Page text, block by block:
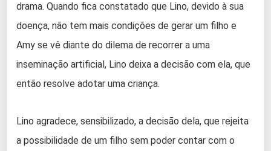
drama. Quando fica constatado que Lino, devido à sua
doença, não tem mais condições de gerar um filho e
Amy se vê diante do dilema de recorrer a uma
inseminação artificial, Lino deixa a decisão com ela, que
então resolve adotar uma criança.
Lino agradece, sensibilizado, a decisão dela, que rejeita
a possibilidade de um filho sem poder contar com o